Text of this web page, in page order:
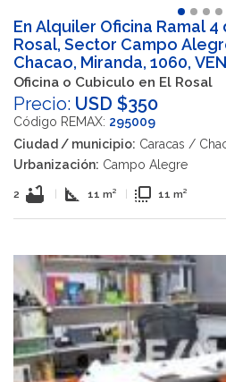
En Alquiler Oficina Ramal 4
Rosal, Sector Campo
Chacao, Miranda, 1060, VEN
Oficina o Cubiculo en El Rosal
Precio: USD $350
Código REMAX: 295009
Ciudad / municipio: Caracas /
Urbanización: Campo Alegre
2 bathtub square_foot 11 m² flip_to_front 11 m²